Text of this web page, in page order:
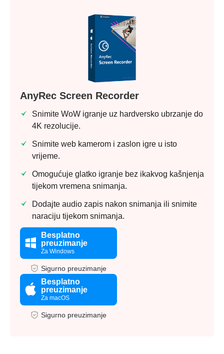
AnyRec Screen Recorder
Snimite WoW igranje uz hardversko ubrzanje do
4K rezolucije.
Snimite web kamerom i zaslon igre u isto
vrijeme.
Omogućuje glatko igranje bez ikakvog kašnjenja
tijekom vremena snimanja.
Dodajte audio zapis nakon snimanja ili snimite
naraciju tijekom snimanja.
Besplatno
preuzimanje
Za Windows
Sigurno preuzimanje
Besplatno
preuzimanje
Za macOS
Sigurno preuzimanje